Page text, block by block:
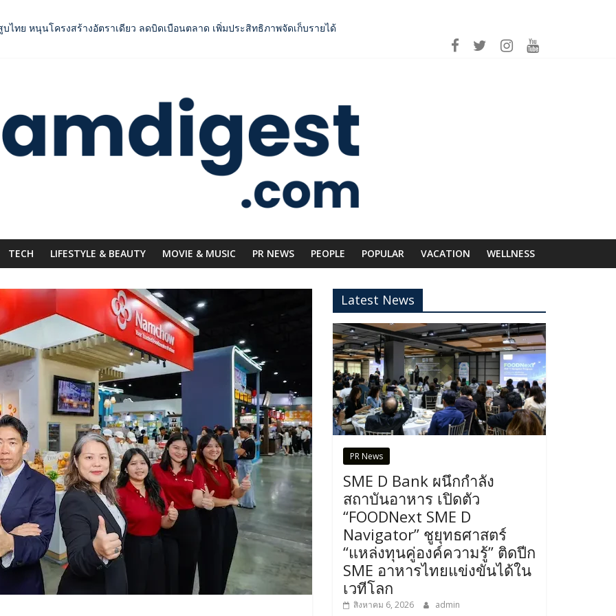
รแข่งขัน ผ่านแคมเปญระดับชาติ
TECH LIFESTYLE & BEAUTY MOVIE & MUSIC PR NEWS PEOPLE POPULAR VACATION WELLNESS
Latest News
PR News
SME D Bank ผนึกกำลัง
สถาบันอาหาร เปิดตัว
“FOODNext SME D
Navigator” ชูยุทธศาสตร์
“แหล่งทุนคู่องค์ความรู้” ติดปีก
SME อาหารไทยแข่งขันได้ใน
เวทีโลก
สิงหาคม 6, 2026 admin